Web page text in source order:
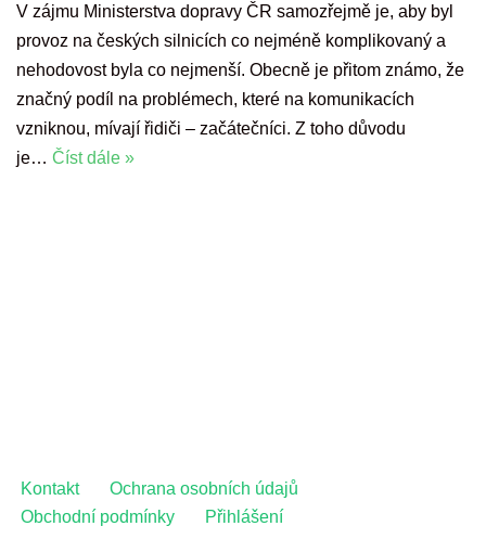
V zájmu Ministerstva dopravy ČR samozřejmě je, aby byl
provoz na českých silnicích co nejméně komplikovaný a
nehodovost byla co nejmenší. Obecně je přitom známo, že
značný podíl na problémech, které na komunikacích
vzniknou, mívají řidiči – začátečníci. Z toho důvodu
je… Číst dále »
Kontakt
Ochrana osobních údajů
Obchodní podmínky
Přihlášení